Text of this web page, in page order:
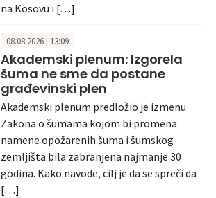
na Kosovu i […]
08.08.2026 | 13:09
Akademski plenum: Izgorela
šuma ne sme da postane
građevinski plen
Akademski plenum predložio je izmenu
Zakona o šumama kojom bi promena
namene opožarenih šuma i šumskog
zemljišta bila zabranjena najmanje 30
godina. Kako navode, cilj je da se spreči da
[…]